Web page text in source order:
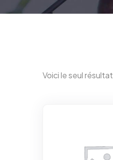
Voici le seul résultat